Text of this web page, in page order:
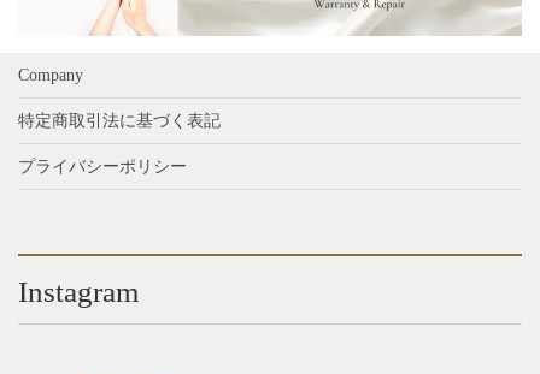
Company
特定商取引法に基づく表記
プライバシーポリシー
Instagram